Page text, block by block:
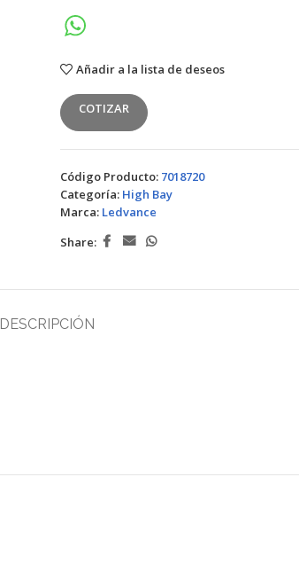
Añadir a la lista de deseos
COTIZAR
Código Producto: 7018720
Categoría: High Bay
Marca: Ledvance
Share:
DESCRIPCIÓN